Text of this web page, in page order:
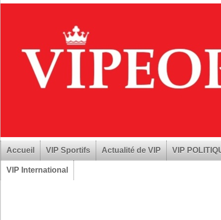
Accueil VIP Sportifs Actualité de VIP VIP
VIP International